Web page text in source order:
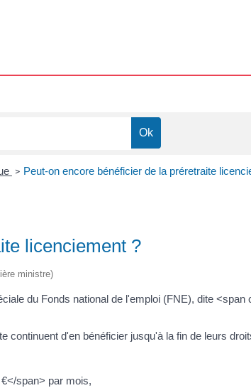
> Peut-on encore bénéficier de la préretraite
licenciement ?
ministre)
du Fonds national de l'emploi (FNE), dite
continuent d'en bénéficier jusqu'à la fin de leurs
span> par mois,